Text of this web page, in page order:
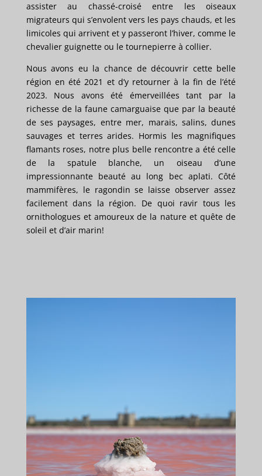
assister au chassé-croisé entre les oiseaux
migrateurs qui s’envolent vers les pays chauds, et les
limicoles qui arrivent et y passeront l’hiver, comme le
chevalier guignette ou le tournepierre à collier.
Nous avons eu la chance de découvrir cette belle
région en été 2021 et d’y retourner à la fin de l’été
2023. Nous avons été émerveillées tant par la
richesse de la faune camarguaise que par la beauté
de ses paysages, entre mer, marais, salins, dunes
sauvages et terres arides. Hormis les magnifiques
flamants roses, notre plus belle rencontre a été celle
de la spatule blanche, un oiseau d’une
impressionnante beauté au long bec aplati. Côté
mammifères, le ragondin se laisse observer assez
facilement dans la région. De quoi ravir tous les
ornithologues et amoureux de la nature et quête de
soleil et d’air marin!